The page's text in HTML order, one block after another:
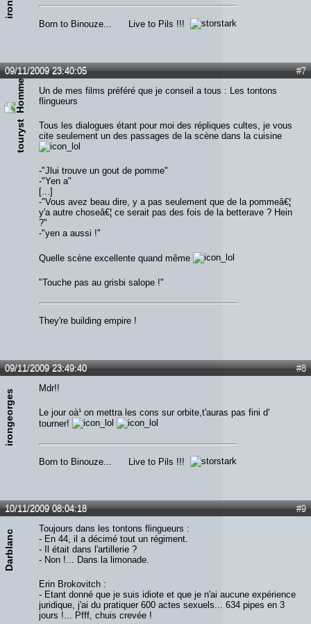
Born to Binouze... Live to Pils !!!
#7
09/11/2009 23:40:05
touryst
Un de mes films préféré que je conseil a tous : Les tontons
flingueurs
Tous les dialogues étant pour moi des répliques cultes, je vous
cite seulement un des passages de la scène dans la cuisine
-"Jlui trouve un gout de pomme"
-"Yen a"
[...]
-"Vous avez beau dire, y a pas seulement que de la pommeâ€¦
y'a autre choseâ€¦ ce serait pas des fois de la betterave ? Hein
?"
-"yen a aussi !"
Quelle scène excellente quand même
"Touche pas au grisbi salope !"
They're building empire !
#8
09/11/2009 23:49:40
irongeorges
Mdr!!
Le jour oà¹ on mettra les cons sur orbite,t'auras pas fini d'
tourner!
Born to Binouze... Live to Pils !!!
#9
10/11/2009 08:04:18
Darblanc
Toujours dans les tontons flingueurs :
- En 44, il a décimé tout un régiment.
- Il était dans l'artillerie ?
- Non !... Dans la limonade.
Erin Brokovitch :
- Etant donné que je suis idiote et que je n'ai aucune expérience
juridique, j'ai du pratiquer 600 actes sexuels... 634 pipes en 3
jours !... Pfff, chuis crevée !